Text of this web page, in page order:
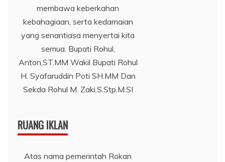
membawa keberkahan
kebahagiaan, serta kedamaian
yang senantiasa menyertai kita
semua. Bupati Rohul,
Anton,ST.MM Wakil Bupati Rohul
H. Syafaruddin Poti SH.MM Dan
Sekda Rohul M. Zaki.S.Stp.M.SI
RUANG IKLAN
Atas nama pemerintah Rokan